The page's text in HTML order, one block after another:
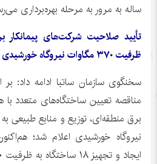
ساله به مرور به مرحله بهره‌برداری
تأیید صلاحیت شرکت‌های پیمانکار
ظرفیت ۳۷۰ مگاوات نیروگاه خورشیدی در یزد
سخنگوی سازمانساتبا ادامه داد:
مناقصه تعیین ساختگاه‌های متعدد
نیروگاه خورشیدی اعلام شد؛
ایجاد و تجهیز ۱۸
ساختگاه